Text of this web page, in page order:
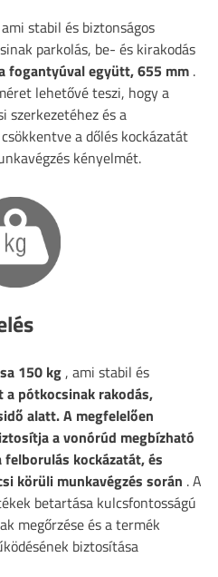
stabil és biztonságos
parkolás, be- és kirakodás
fogantyúval együtt, 655 mm .
lehetővé teszi, hogy a
szerkezetéhez és a
a dőlés kockázatát
kényelmét.
150 kg, ami stabil és
pótkocsinak rakodás,
alatt. A megfelelően
a vonórúd megbízható
kockázatát, és
körüli munkavégzés során . A
betartása kulcsfontosságú
megőrzése és a termék
biztosítása